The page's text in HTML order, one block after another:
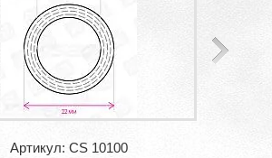
Артикул: CS 10100